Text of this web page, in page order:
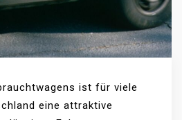
ist für viele
eine attraktive